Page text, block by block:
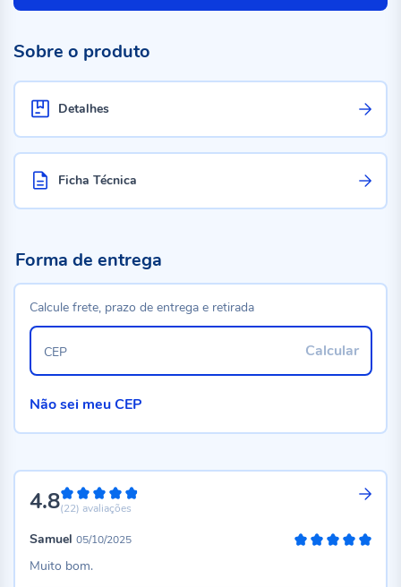
Sobre o produto
Detalhes
Ficha Técnica
4.896%
(22) avaliações
Samuel 05/10/2025
Muito bom.
Forma de entrega
Calcule frete, prazo de entrega e retirada
Calcular
CEP
Não sei meu CEP